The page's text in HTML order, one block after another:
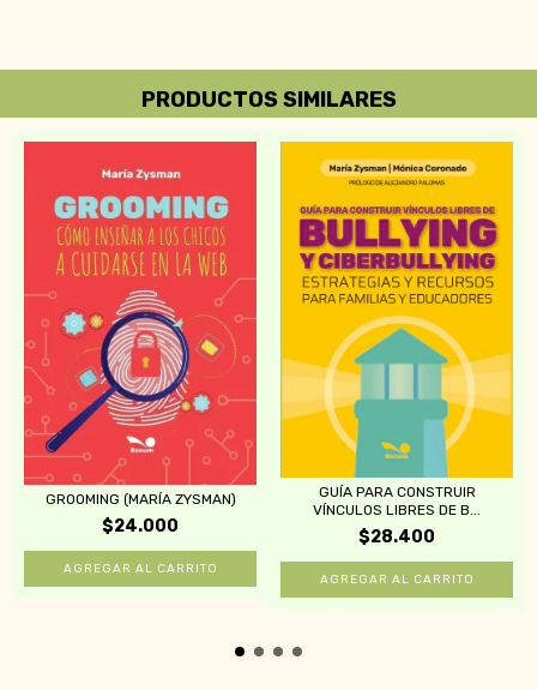
PRODUCTOS SIMILARES
GROOMING (MARÍA ZYSMAN)
$24.000
GUÍA PARA CONSTRUIR
VÍNCULOS LIBRES DE B...
$28.400